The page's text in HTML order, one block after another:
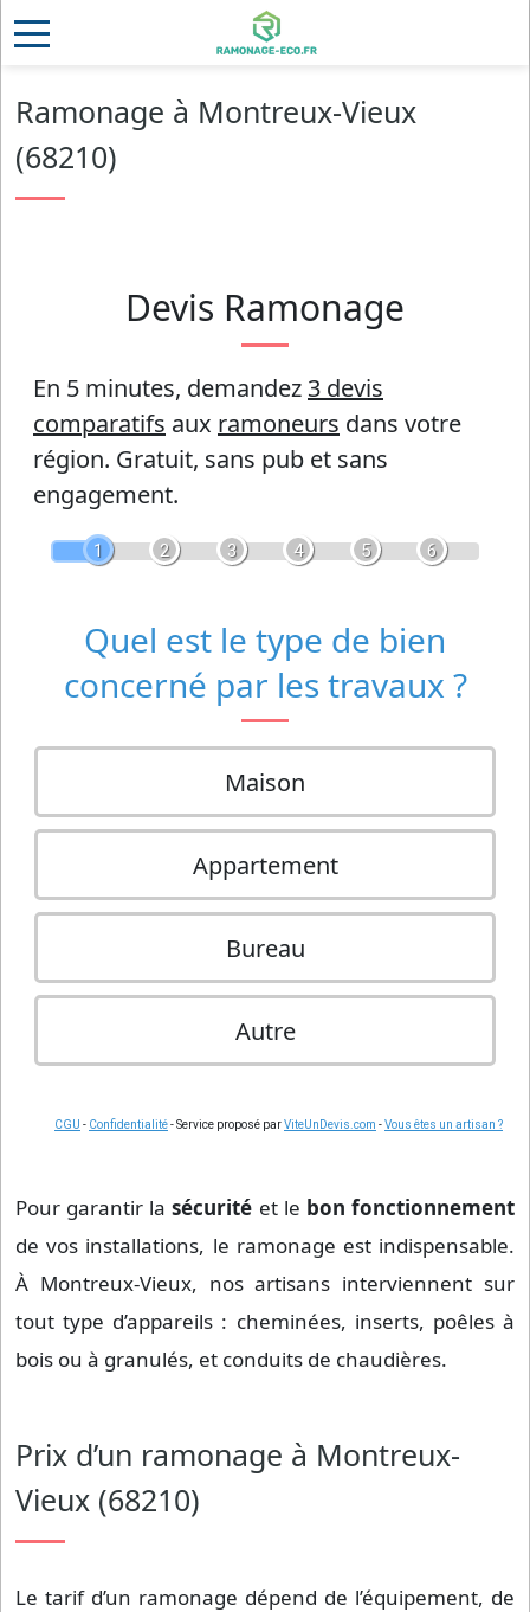
Ramonage à Montreux-Vieux
(68210)
Devis Ramonage
En 5 minutes, demandez 3 devis
comparatifs aux ramoneurs dans votre
région. Gratuit, sans pub et sans
engagement.
1 2 3 4 5 6
Quel est le type de bien
concerné par les travaux ?
Maison
Appartement
Bureau
Autre
CGU - Confidentialité- Service proposé parViteUnDevis.com -Vous êtes un artisan ?
Pour garantir lasécurité et le bon fonctionnement
de vos installations, le ramonage est indispensable.
À Montreux-Vieux, nos artisans interviennent sur
tout type d’appareils : cheminées, inserts, poêles à
bois ou à granulés, et conduits de chaudières.
Prix d’un ramonage à Montreux-
Vieux (68210)
Le tarif d’un ramonage dépend de l’équipement, de